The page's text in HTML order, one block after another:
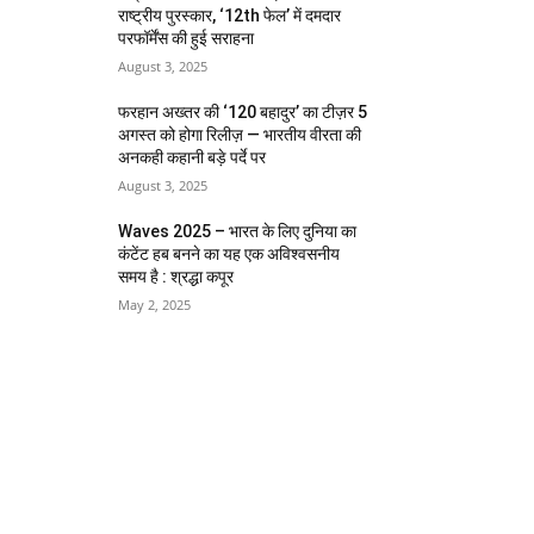
राष्ट्रीय पुरस्कार, ‘12th फेल’ में दमदार
परफॉर्मेंस की हुई सराहना
August 3, 2025
फरहान अख्तर की ‘120 बहादुर’ का टीज़र 5
अगस्त को होगा रिलीज़ — भारतीय वीरता की
अनकही कहानी बड़े पर्दे पर
August 3, 2025
Waves 2025 – भारत के लिए दुनिया का
कंटेंट हब बनने का यह एक अविश्वसनीय
समय है : श्रद्धा कपूर
May 2, 2025